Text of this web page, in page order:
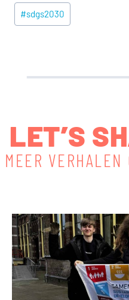
#sdgs2030
LET’S
MEER